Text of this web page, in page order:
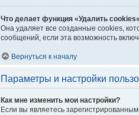
Что делает функция «Удалить
Она удаляет все созданные cookies,
сообщений, если эта возможность
Вернуться к началу
Параметры и настройки
Как мне изменить мои настройки?
Если вы являетесь